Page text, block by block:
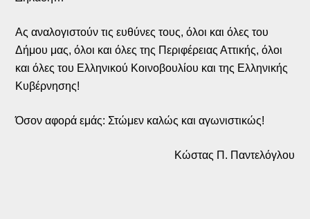
Ας αναλογιστούν τις ευθύνες τους, όλοι και όλες του
Δήμου μας, όλοι και όλες της Περιφέρειας Αττικής, όλοι
και όλες του Ελληνικού Κοινοβουλίου και της Ελληνικής
Κυβέρνησης!
Όσον αφορά εμάς: Στώμεν καλώς και αγωνιστικώς!
Κώστας Π. Παντελόγλου